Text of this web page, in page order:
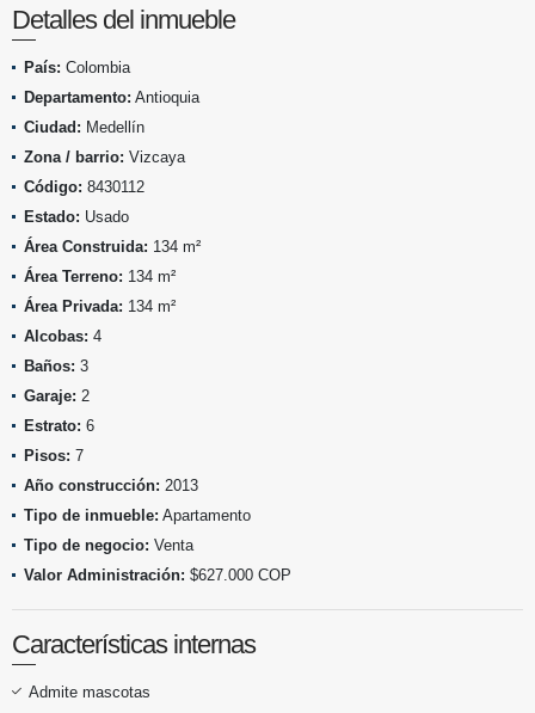
Detalles del inmueble
País: Colombia
Departamento: Antioquia
Ciudad: Medellín
Zona / barrio: Vizcaya
Código: 8430112
Estado: Usado
Área Construida: 134 m²
Área Terreno: 134 m²
Área Privada: 134 m²
Alcobas: 4
Baños: 3
Garaje: 2
Estrato: 6
Pisos: 7
Año construcción: 2013
Tipo de inmueble: Apartamento
Tipo de negocio: Venta
Valor Administración: $627.000 COP
Características internas
Admite mascotas